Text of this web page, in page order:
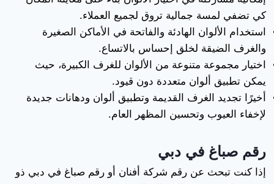
كي تضفي لمسة جمالية تروق لجميع العملاء.
استخدام الألوان الهادئة والفاتحة في الأماكن الصغيرة
والغرف الضيقة لخلق إحساس بالاتساع.
اختيار مجموعة متنوعة من الألوان للغرف الكبيرة، حيث
يمكن تطبيق ألوان متعددة دون قيود.
أخيرًا تجديد الغرف القديمة وتطبيق ألوان ودهانات جديدة
لإخفاء العيوب وتحسين المظهر العام.
رقم صباغ في دبي
إذا كنت تبحث عن رقم شركة أفنان أو رقم صباغ في دبي ذو